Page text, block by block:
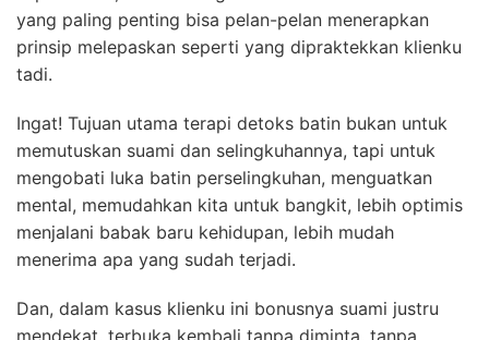
yang paling penting bisa pelan-pelan menerapkan
prinsip melepaskan seperti yang dipraktekkan klienku
tadi.
Ingat! Tujuan utama terapi detoks batin bukan untuk
memutuskan suami dan selingkuhannya, tapi untuk
mengobati luka batin perselingkuhan, menguatkan
mental, memudahkan kita untuk bangkit, lebih optimis
menjalani babak baru kehidupan, lebih mudah
menerima apa yang sudah terjadi.
Dan, dalam kasus klienku ini bonusnya suami justru
mendekat, terbuka kembali tanpa diminta, tanpa